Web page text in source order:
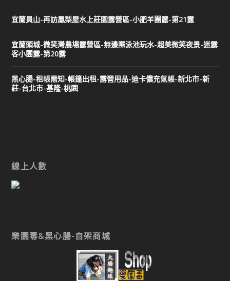
宜蘭員山-再訪鳳梨屋水上莊園露營區-小肥羊團露-第21露
宜蘭頭城-微笑灣農場露營區-無邊際泳池玩水-超美微笑夜景-迷露
客小團露-第20露
黑心腸-租帳需知-帳篷出租-露營用品-迪卡儂充氣帳-新北市-新
莊-台北市-基隆-桃園
線上人數
樂園毒&黑心腸-自架商城